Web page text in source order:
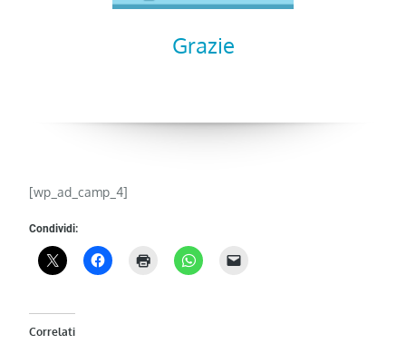
Grazie
[wp_ad_camp_4]
Condividi:
Correlati